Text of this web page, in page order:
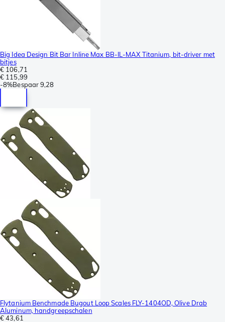
Big Idea Design Bit Bar Inline Max BB-IL-MAX Titanium, bit-driver met
bitjes
€ 106,71
€ 115,99
-8%Bespaar9,28
Flytanium Benchmade Bugout Loop Scales FLY-1404OD, Olive Drab
Aluminum, handgreepschalen
€ 43,61